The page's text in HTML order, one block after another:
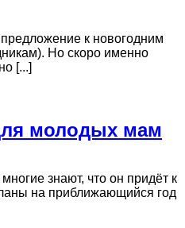
к новогодним
Но скоро именно
[...]
молодых мам
знают, что он придёт к
на приближающийся год